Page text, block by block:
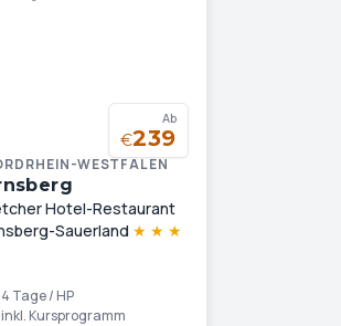
Ab
€239
WESTFALEN
Hotel-Restaurant
Sauerland ★ ★ ★
4 Tage / HP
inkl. Kursprogramm